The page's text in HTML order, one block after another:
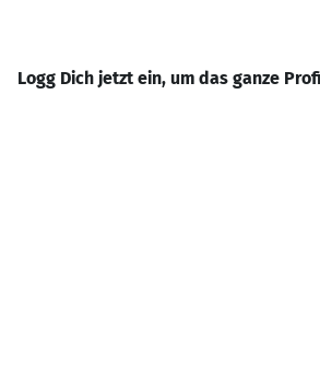
Logg Dich jetzt ein, um das ganze